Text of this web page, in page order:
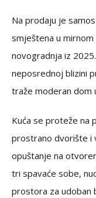
Na prodaju je
smještena u mirnom
novogradnja iz
neposrednoj blizini
traže moderan dom
Kuća se proteže na
prostrano dvorište i
opuštanje na
tri spavaće sobe,
prostora za udoban